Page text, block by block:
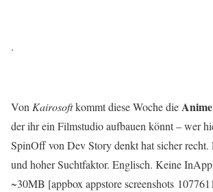
.
VonKairosoftkommt diese Woche die
der ihr ein Filmstudio aufbauen könnt – wer
SpinOff von Dev Story denkt hat sicher
und hoher Suchtfaktor. Englisch. Keine
~30MB [appbox appstore screenshots